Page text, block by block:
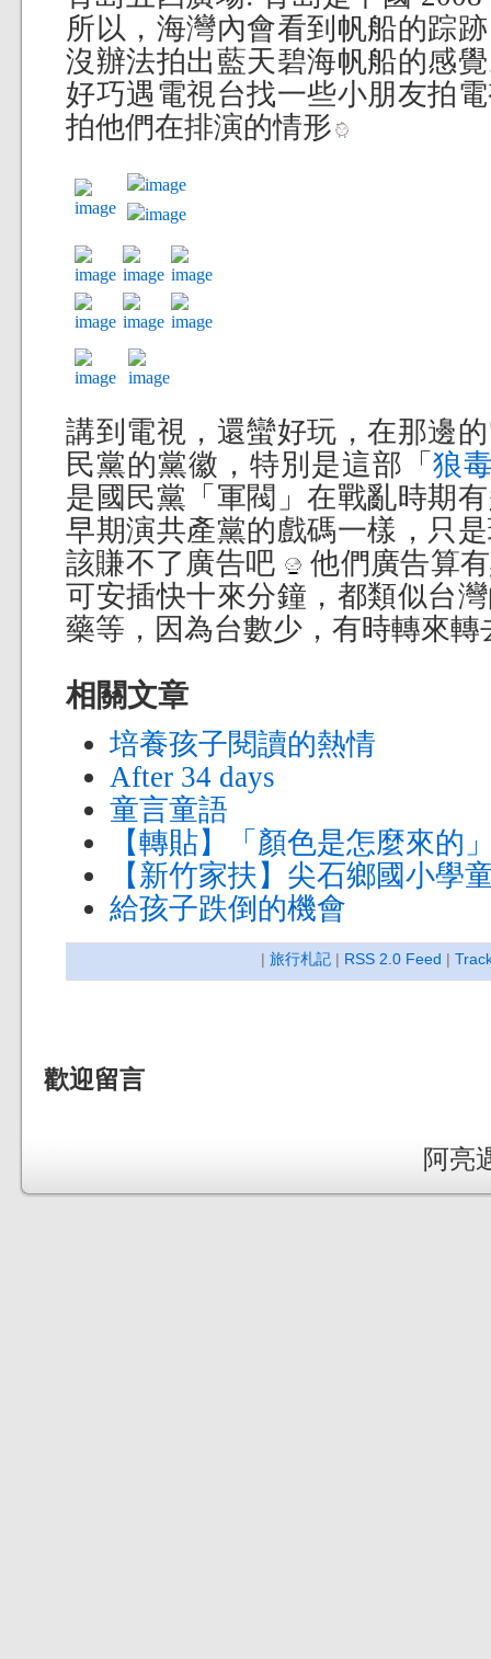
所以，海灣內會看到帆船的踪
沒辦法拍出藍天碧海帆船的感
好巧遇電視台找一些小朋友拍
拍他們在排演的情形
講到電視，還蠻好玩，在那邊
民黨的黨徽，特別是這部「狼
是國民黨「軍閥」在戰亂時期
早期演共產黨的戲碼一樣，只
該賺不了廣告吧
他們廣告算
可安插快十來分鐘，都類似台
藥等，因為台數少，有時轉來
相關文章
培養孩子閱讀的熱情
After 34 days
童言童語
【轉貼】「顏色是怎麼來的
【新竹家扶】尖石鄉國小學
給孩子跌倒的機會
| 旅行札記 | RSS 2.0 Feed |
歡迎留言
阿亮